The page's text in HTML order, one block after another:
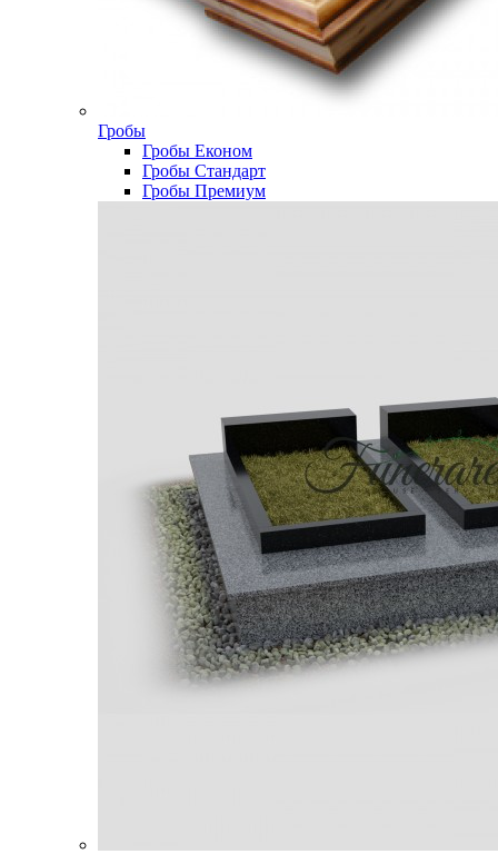
Гробы
Гробы Економ
Гробы Стандарт
Гробы Премиум